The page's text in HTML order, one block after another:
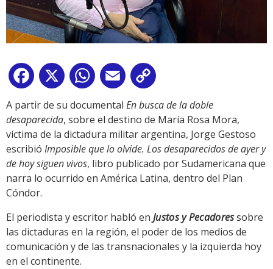
Facebook
X WhatsApp
Email
Link
A partir de su documental En busca de la doble
desaparecida, sobre el destino de María Rosa Mora,
víctima de la dictadura militar argentina, Jorge Gestoso
escribió Imposible que lo olvide. Los desaparecidos de ayer y
de hoy siguen vivos, libro publicado por Sudamericana que
narra lo ocurrido en América Latina, dentro del Plan
Cóndor.
El periodista y escritor habló en Justos y Pecadoressobre
las dictaduras en la región, el poder de los medios de
comunicación y de las transnacionales y la izquierda hoy
en el continente.